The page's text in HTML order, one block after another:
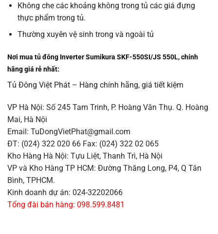
Không che các khoảng không trong tủ các giá đựng
thực phẩm trong tủ.
Thường xuyên vệ sinh trong và ngoài tủ
Nơi mua tủ đông Inverter Sumikura SKF-550SI/JS 550L, chính
hãng giá rẻ nhất:
Tủ Đông Việt Phát – Hàng chính hãng, giá tiết kiệm
VP Hà Nội: Số 245 Tam Trinh, P. Hoàng Văn Thụ. Q. Hoàng
Mai, Hà Nội
Email: TuDongVietPhat@gmail.com
ĐT: (024) 322 020 66 Fax: (024) 322 02 065
Kho Hàng Hà Nội: Tựu Liệt, Thanh Trì, Hà Nội
VP và Kho Hàng TP HCM: Đường Thăng Long, P4, Q Tân
Bình, TPHCM.
Kinh doanh dự án: 024-32202066
Tổng đài bán hàng: 098.599.8481